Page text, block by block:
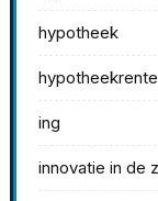
hypotheek
ing
innovatie in de